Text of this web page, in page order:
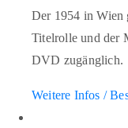
Der 1954 in Wien
Titelrolle und der
DVD zugänglich.
Weitere Infos /